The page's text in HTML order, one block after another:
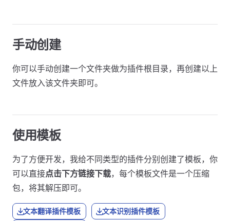
手动创建
你可以手动创建一个文件夹做为插件根目录，再创建以上
文件放入该文件夹即可。
使用模板
为了方便开发，我给不同类型的插件分别创建了模板，你
可以直接点击下方链接下载，每个模板文件是一个压缩
包，将其解压即可。
文本翻译插件模板 文本识别插件模板